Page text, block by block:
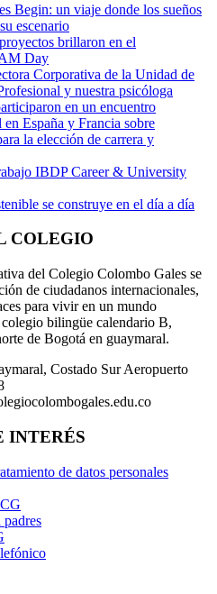
Begin: un viaje donde los sueños
escenario
brillaron en el
Day
Corporativa de la Unidad de
y nuestra psicóloga
en un encuentro
España y Francia sobre
la elección de carrera y
IBDP Career & University
se construye en el día a día
COLEGIO
del Colegio Colombo Gales se
de ciudadanos internacionales,
para vivir en un mundo
bilingüe calendario B,
de Bogotá en guaymaral.
Costado Sur Aeropuerto
INTERÉS
de datos personales
padres